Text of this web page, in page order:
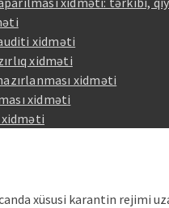
xidməti
xidməti
xidməti
xidməti
xüsusi karantin rejimi